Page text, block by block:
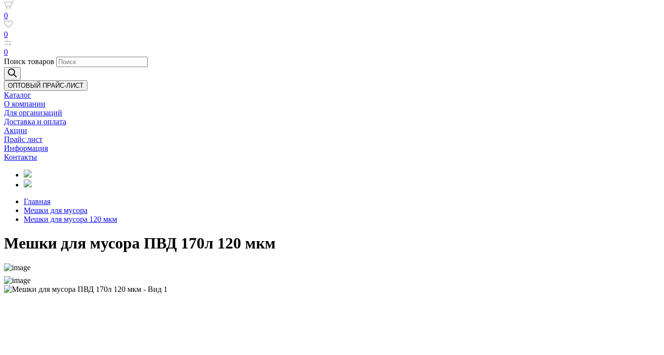
0
0
0
Поиск товаров
ОПТОВЫЙ ПРАЙС-ЛИСТ
Каталог
О компании
Для организаций
Доставка и оплата
Акции
Прайс лист
Информация
Контакты
Главная
Мешки для мусора
Мешки для мусора 120 мкм
Мешки для мусора ПВД 170л 120 мкм